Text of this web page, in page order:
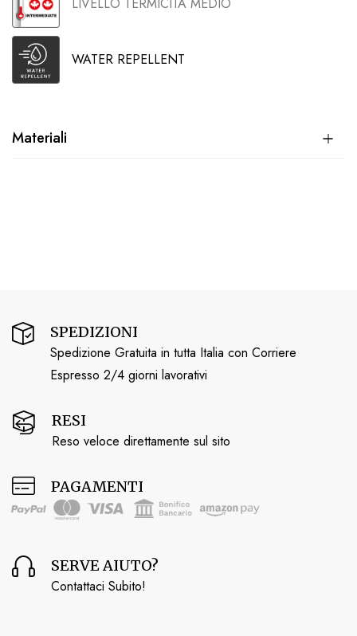
LIVELLO TERMICITÁ MEDIO
WATER REPELLENT
Materiali
SPEDIZIONI
Spedizione Gratuita in tutta Italia con Corriere
Espresso 2/4 giorni lavorativi
RESI
Reso veloce direttamente sul sito
PAGAMENTI
SERVE AIUTO?
Contattaci Subito!